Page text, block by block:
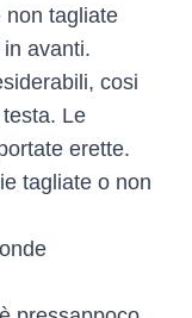
non tagliate
avanti.
cosi
Le
erette.
tagliate o non